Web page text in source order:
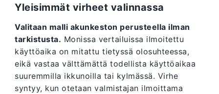
Yleisimmät virheet valinnassa
Valitaan malli akunkeston perusteella ilman
tarkistusta. Monissa vertailuissa ilmoitettu
käyttöaika on mitattu tietyssä olosuhteessa,
eikä vastaa välttämättä todellista käyttöaikaa
suuremmilla ikkunoilla tai kylmässä. Virhe
syntyy, kun otetaan valmistajan ilmoittama